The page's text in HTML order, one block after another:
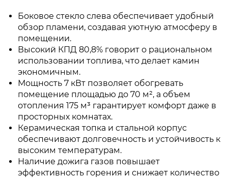
Боковое стекло слева обеспечивает удобный
обзор пламени, создавая уютную атмосферу в
помещении.
Высокий КПД 80,8% говорит о рациональном
использовании топлива, что делает камин
экономичным.
Мощность 7 кВт позволяет обогревать
помещение площадью до 70 м², а объем
отопления 175 м³ гарантирует комфорт даже в
просторных комнатах.
Керамическая топка и стальной корпус
обеспечивают долговечность и устойчивость к
высоким температурам.
Наличие дожига газов повышает
эффективность горения и снижает количество